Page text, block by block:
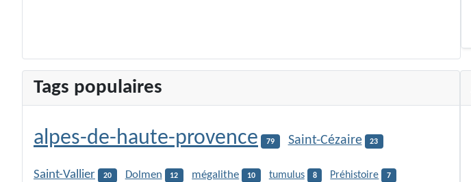
Tags populaires
alpes-de-haute-provence 79 Saint-Cézaire 23
Saint-Vallier 20 Dolmen 12 mégalithe 10 tumulus 8 Préhistoire 7